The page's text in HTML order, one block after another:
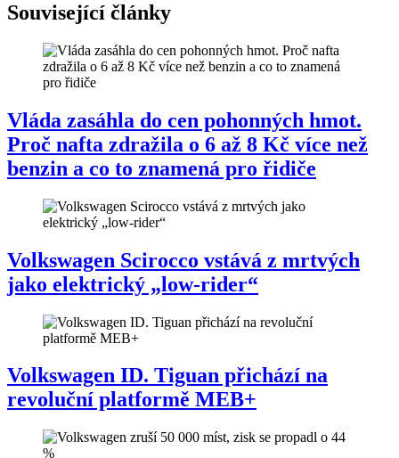
Související články
Vláda zasáhla do cen pohonných hmot.
Proč nafta zdražila o 6 až 8 Kč více než
benzin a co to znamená pro řidiče
Volkswagen Scirocco vstává z mrtvých
jako elektrický „low-rider“
Volkswagen ID. Tiguan přichází na
revoluční platformě MEB+